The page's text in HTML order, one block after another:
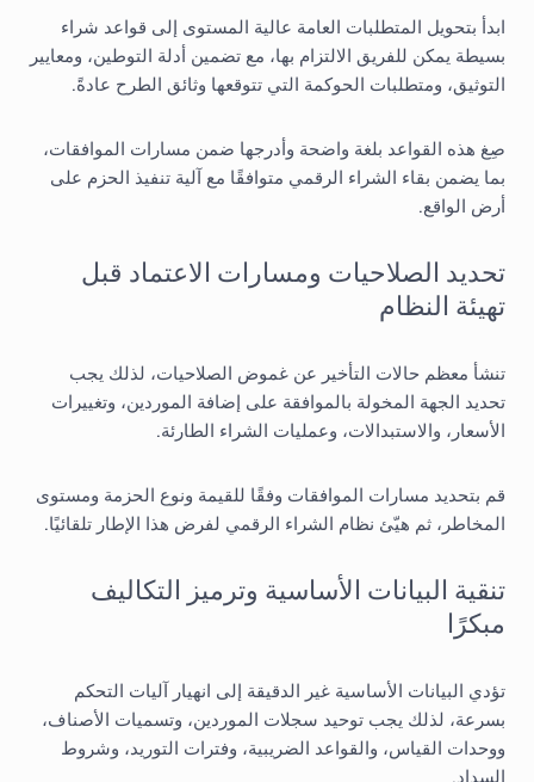
ابدأ بتحويل المتطلبات العامة عالية المستوى إلى قواعد شراء
بسيطة يمكن للفريق الالتزام بها، مع تضمين أدلة التوطين، ومعايير
التوثيق، ومتطلبات الحوكمة التي تتوقعها وثائق الطرح عادةً.
صِغ هذه القواعد بلغة واضحة وأدرجها ضمن مسارات الموافقات،
بما يضمن بقاء الشراء الرقمي متوافقًا مع آلية تنفيذ الحزم على
أرض الواقع.
تحديد الصلاحيات ومسارات الاعتماد قبل
تهيئة النظام
تنشأ معظم حالات التأخير عن غموض الصلاحيات، لذلك يجب
تحديد الجهة المخولة بالموافقة على إضافة الموردين، وتغييرات
الأسعار، والاستبدالات، وعمليات الشراء الطارئة.
قم بتحديد مسارات الموافقات وفقًا للقيمة ونوع الحزمة ومستوى
المخاطر، ثم هيّئ نظام الشراء الرقمي لفرض هذا الإطار تلقائيًا.
تنقية البيانات الأساسية وترميز التكاليف
مبكرًا
تؤدي البيانات الأساسية غير الدقيقة إلى انهيار آليات التحكم
بسرعة، لذلك يجب توحيد سجلات الموردين، وتسميات الأصناف،
ووحدات القياس، والقواعد الضريبية، وفترات التوريد، وشروط